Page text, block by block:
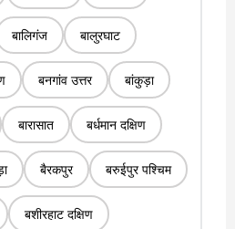
बालिगंज बालुरघाट
बनगांव उत्तर बांकुड़ा
बारासात बर्धमान दक्षिण
बैरकपुर बरुईपुर पश्चिम
बशीरहाट दक्षिण